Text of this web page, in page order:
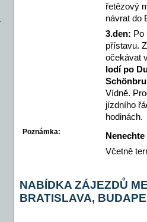
řetězový
návrat do
3.den: Po
přístavu.
očekávat
lodí po
Vídně.
jízdního
hodinách.
Poznámka:
Včetně
NABÍDKA ZÁJEZDŮ
BRATISLAVA,